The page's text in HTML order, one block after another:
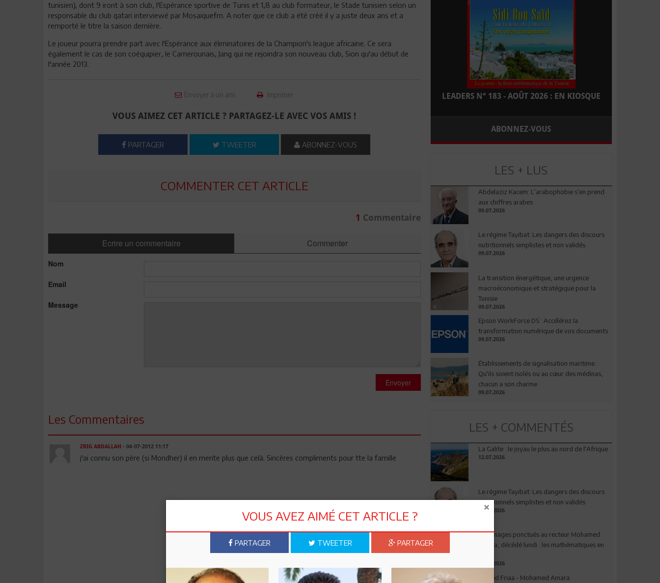
tunisien), dont 9 iront à son club, l'Espérance sportive de Tunis et 1,8 au club formateur, le Stade tunisien selon un
responsable du club qatari interviewé par Mosaiquefm. A noter que ce club a été créé il y a juste deux ans et a
remporté le titre la saison dernière.
Le joueur pourra prendre part avec l'Espérance aux éliminatoires de la Champion's league africaine. Ce sera
également le cas de son coéquipier, le Camerounais, Jang qui ne rejoindra son nouveau club, Sion qu'au début de
l'année 2013.
Envoyer à un ami Imprimer
VOUS AIMEZ CET ARTICLE ? PARTAGEZ-LE AVEC VOS AMIS !
PARTAGER TWEETER ABONNEZ-VOUS
COMMENTER CET ARTICLE
1 Commentaire
Ecrire un commentaire Commenter
Nom
Email
Message
Envoyer
Les Commentaires
ZRIG ABDALLAH - 04-07-2012 11:17
j'ai connu son père (si Mondher) il en merite plus que celà. Sincères compliments pour tte la famille
LEADERS N° 183 - AOÛT 2026 : EN KIOSQUE
ABONNEZ-VOUS
LES + LUS
Abdelaziz Kacem: L’arabophobie s’en prend
aux chiffres arabes
09.07.2026
Le régime Tayibat: Les dangers des discours
nutritionnels simplistes et non validés
09.07.2026
La transition énergétique, une urgence
macroéconomique et stratégique pour la
Tunisie
09.07.2026
Epson WorkForce DS : Accélérez la
transformation numérique de vos documents
09.07.2026
Établissements de signalisation maritime :
Qu'ils soient isolés ou au cœur des médinas,
chacun a son charme
09.07.2026
LES + COMMENTÉS
La Galite : le joyau le plus au nord de l'Afrique
12.07.2026
Le régime Tayibat: Les dangers des discours
nutritionnels simplistes et non validés
09.07.2026
Hommages ponctués au recteur Mohamed
Amara, décédé lundi : les mathématiques en
03.08.2026
Ahmed Friaa - Mohamed Amara:
VOUS AVEZ AIMÉ CET ARTICLE ?
PARTAGER TWEETER PARTAGER